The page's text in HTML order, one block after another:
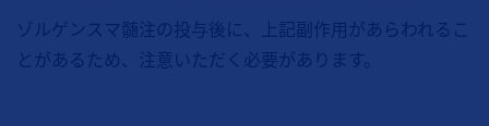
ゾルゲンスマ髄注の投与後に、上記副作用があらわれるこ
とがあるため、注意いただく必要があります。